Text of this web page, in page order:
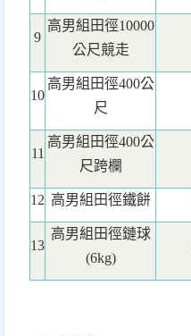
9
高男組田徑10000
公尺競走
10
高男組田徑400公
尺
11
高男組田徑400公
尺跨欄
12 高男組田徑鐵餅
13
高男組田徑鏈球
(6kg)